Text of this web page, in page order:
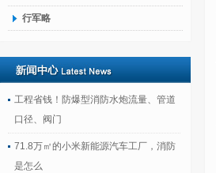
行军略
工程省钱！防爆型消防水炮流量、管道
口径、阀门
71.8万㎡的小米新能源汽车工厂，消防
是怎么